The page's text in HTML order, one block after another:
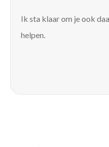
Ik sta klaar om je ook
helpen.